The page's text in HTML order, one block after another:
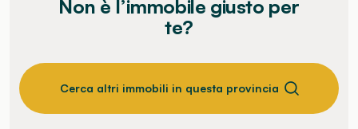
Non è l’immobile giusto per
te?
Cerca altri immobili in questa provincia